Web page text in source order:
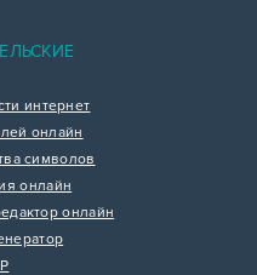
интернет
онлайн
символов
онлайн
онлайн